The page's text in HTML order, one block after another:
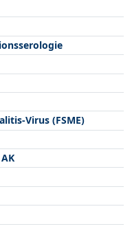
Virus (FSME)